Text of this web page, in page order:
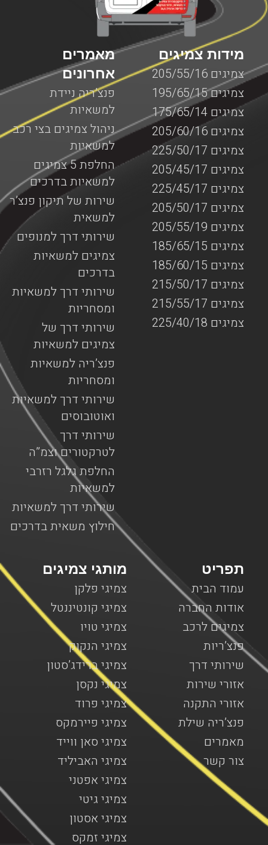
מאמרים
אחרונים
פנצ’ריה ניידת
למשאיות
ניהול צמיגים בצי רכב
למשאיות
החלפת 5 צמיגים
למשאיות בדרכים
שירות של תיקון פנצ’ר
למשאית
שירותי דרך למנופים
צמיגים למשאיות
בדרכים
שירותי דרך למשאיות
ומסחריות
שירותי דרך של
צמיגים למשאיות
פנצ’ריה למשאיות
ומסחריות
שירותי דרך למשאיות
ואוטובוסים
שירותי דרך
לטרקטורים וצמ”ה
החלפת גלגל רזרבי
למשאיות
שירותי דרך למשאיות
חילוץ משאית בדרכים
מידות צמיגים
צמיגים 205/55/16
צמיגים 195/65/15
צמיגים 175/65/14
צמיגים 205/60/16
צמיגים 225/50/17
צמיגים 205/45/17
צמיגים 225/45/17
צמיגים 205/50/17
צמיגים 205/55/19
צמיגים 185/65/15
צמיגים 185/60/15
צמיגים 215/50/17
צמיגים 215/55/17
צמיגים 225/40/18
מותגי צמיגים
צמיגי פלקן
צמיגי קונטיננטל
צמיגי טויו
צמיגי הנקוק
צמיגי ברידג’סטון
צמיגי נקסן
צמיגי פרוד
צמיגי פיירמקס
צמיגי סאן ווייד
צמיגי האביליד
צמיגי אפטני
צמיגי גיטי
צמיגי אסטון
צמיגי זמקס
תפריט
עמוד הבית
אודות החברה
צמיגים לרכב
פנצ’ריות
שירותי דרך
אזורי שירות
אזורי התקנה
פנצ’ריה שילת
מאמרים
צור קשר